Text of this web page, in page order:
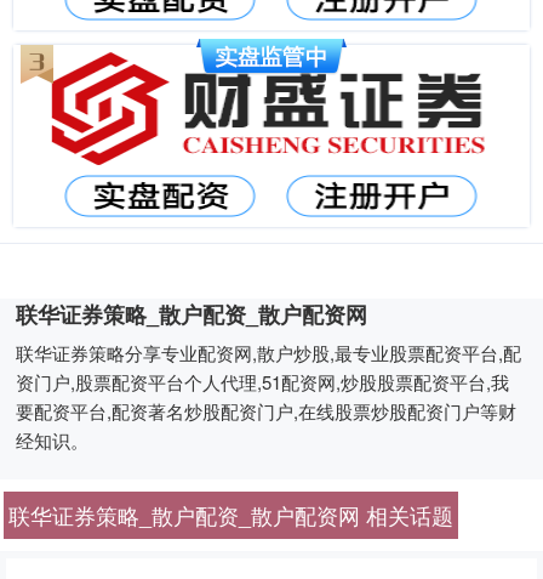
联华证券策略_散户配资_散户配资网
联华证券策略分享专业配资网,散户炒股,最专业股票配资平台,配
资门户,股票配资平台个人代理,51配资网,炒股股票配资平台,我
要配资平台,配资著名炒股配资门户,在线股票炒股配资门户等财
经知识。
联华证券策略_散户配资_散户配资网 相关话题